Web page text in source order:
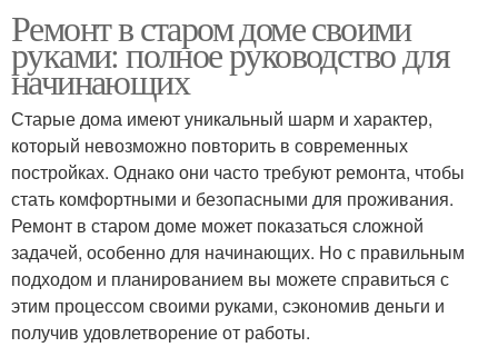
Ремонт в старом доме своими
руками: полное руководство для
начинающих
Старые дома имеют уникальный шарм и характер,
который невозможно повторить в современных
постройках. Однако они часто требуют ремонта, чтобы
стать комфортными и безопасными для проживания.
Ремонт в старом доме может показаться сложной
задачей, особенно для начинающих. Но с правильным
подходом и планированием вы можете справиться с
этим процессом своими руками, сэкономив деньги и
получив удовлетворение от работы.